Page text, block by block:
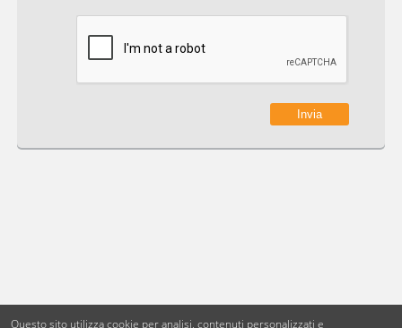
Questo sito utilizza cookie per analisi, contenuti personalizzati e